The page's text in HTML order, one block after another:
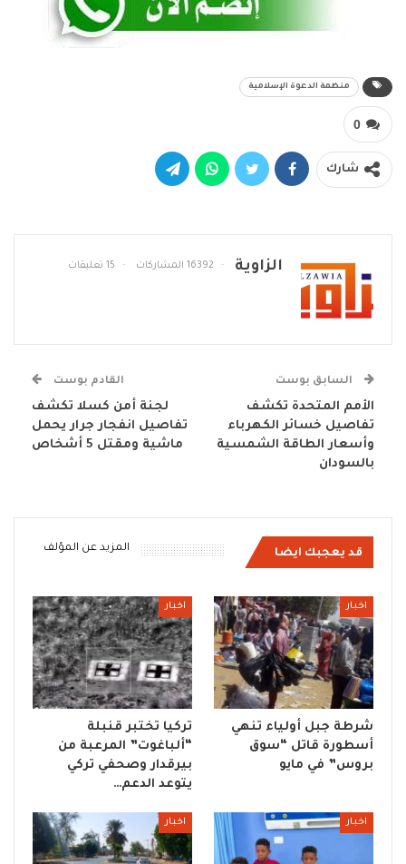
منظمة الدعوة الإسلامية
0
شارك
الزاوية 16392 المشاركات 15 تعليقات
السابق بوست
الأمم المتحدة تكشف
تفاصيل خسائر الكهرباء
وأسعار الطاقة الشمسية
بالسودان
القادم بوست
لجنة أمن كسلا تكشف
تفاصيل انفجار جرار يحمل
ماشية ومقتل 5 أشخاص
قد يعجبك ايضا المزيد عن المؤلف
اخبار
شرطة جبل أولياء تنهي
أسطورة قاتل “سوق
بروس” في مايو
اخبار
تركيا تختبر قنبلة
“ألباغوت” المرعبة من
بيرقدار وصحفي تركي
يتوعد الدعم…
اخبار اخبار